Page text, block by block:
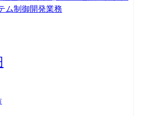
してスキルアップ頂ける環境がございま
関連会社に出向しており、海外の関連会社
専門性を高め、部を横断して活躍頂けま
用会社負担)など、日立ハイテクには多種多
けられています。
ジメント/熱マネージメント等のシミュレ
レインのプロジェクト推進の実務リーダー
進の実務リーダーもしくは実務者 ₋アライ
など)
ム制御開発業務